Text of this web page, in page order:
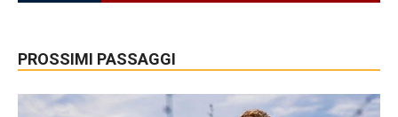
PROSSIMI PASSAGGI